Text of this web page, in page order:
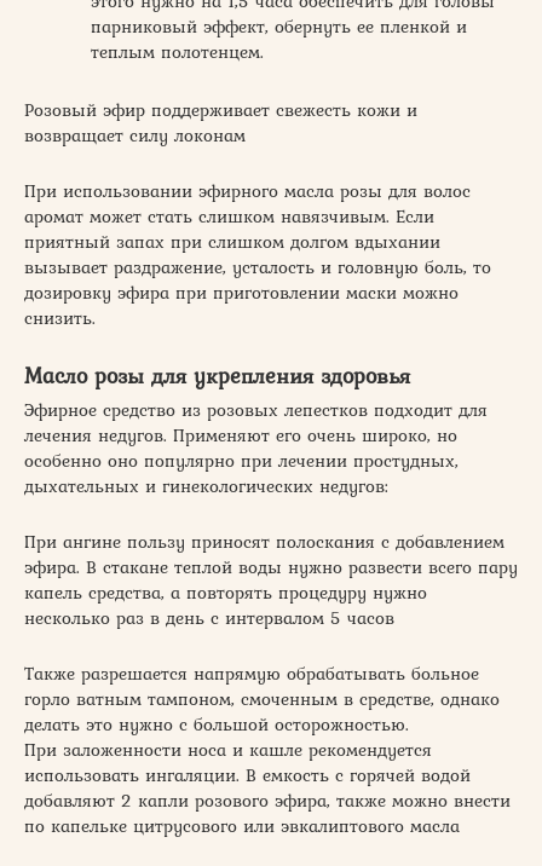
парниковый эффект, обернуть ее пленкой и
теплым полотенцем.
Розовый эфир поддерживает свежесть кожи и
возвращает силу локонам
При использовании эфирного масла розы для волос
аромат может стать слишком навязчивым. Если
приятный запах при слишком долгом вдыхании
вызывает раздражение, усталость и головную боль, то
дозировку эфира при приготовлении маски можно
снизить.
Масло розы для укрепления здоровья
Эфирное средство из розовых лепестков подходит для
лечения недугов. Применяют его очень широко, но
особенно оно популярно при лечении простудных,
дыхательных и гинекологических недугов:
При ангине пользу приносят полоскания с добавлением
эфира. В стакане теплой воды нужно развести всего пару
капель средства, а повторять процедуру нужно
несколько раз в день с интервалом 5 часов
Также разрешается напрямую обрабатывать больное
горло ватным тампоном, смоченным в средстве, однако
делать это нужно с большой осторожностью.
При заложенности носа и кашле рекомендуется
использовать ингаляции. В емкость с горячей водой
добавляют 2 капли розового эфира, также можно внести
по капельке цитрусового или эвкалиптового масла